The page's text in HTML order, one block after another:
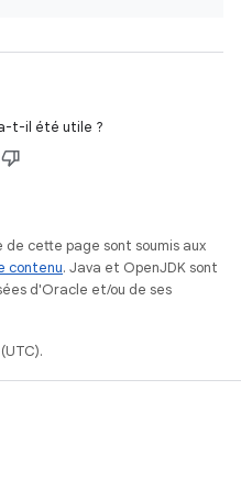
t-il été utile ?
cette page sont soumis aux
contenu. Java et OpenJDK sont
d'Oracle et/ou de ses